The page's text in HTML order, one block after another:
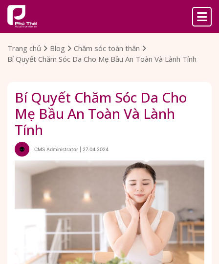
Trang chủ Blog
Chăm sóc toàn thân
Bí Quyết Chăm Sóc Da Cho Mẹ Bầu An Toàn Và Lành Tính
Bí Quyết Chăm Sóc Da Cho
Mẹ Bầu An Toàn Và Lành
Tính
CMS Administrator | 27.04.2024